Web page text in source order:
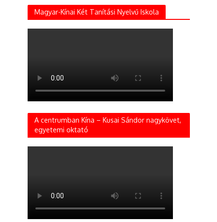
Magyar-Kínai Két Tanítási Nyelvű Iskola
A centrumban Kína – Kusai Sándor nagykövet,
egyetemi oktató